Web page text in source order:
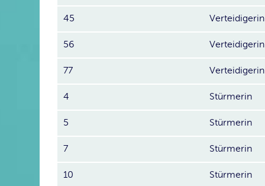
45 Verteidigerin
56 Verteidigerin
77 Verteidigerin
4 Stürmerin
5 Stürmerin
7 Stürmerin
10 Stürmerin